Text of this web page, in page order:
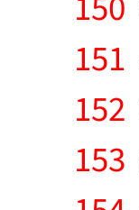
151
152
153